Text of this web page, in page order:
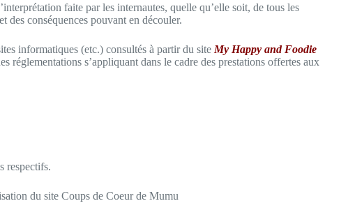
faite par les internautes, quelle qu’elle soit, de tous les
des conséquences pouvant en découler.
informatiques (etc.) consultés à partir du site My Happy and Foodie
réglementations s’appliquant dans le cadre des prestations offertes aux
respectifs.
du site Coups de Coeur de Mumu